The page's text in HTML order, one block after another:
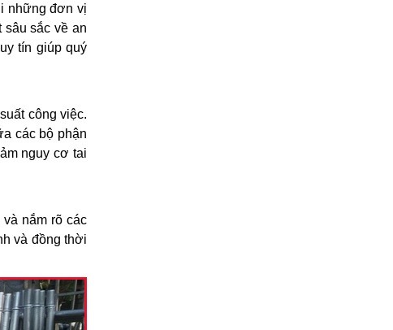
những đơn vị
sắc về an
tín giúp quý
công việc.
các bộ phận
nguy cơ tai
nắm rõ các
và đồng thời